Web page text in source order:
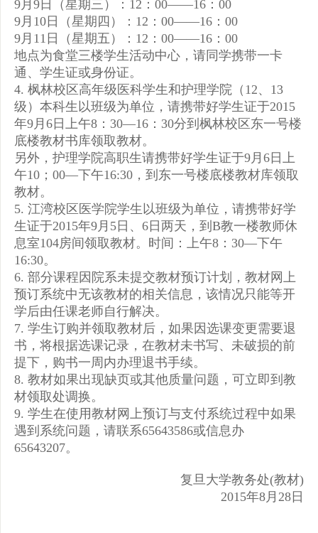
9月9日（星期三）：12：00——16：00
9月10日（星期四）：12：00——16：00
9月11日（星期五）：12：00——16：00
地点为食堂三楼学生活动中心，请同学携带一卡
通、学生证或身份证。
4. 枫林校区高年级医科学生和护理学院（12、13
级）本科生以班级为单位，请携带好学生证于2015
年9月6日上午8：30—16：30分到枫林校区东一号楼
底楼教材书库领取教材。
另外，护理学院高职生请携带好学生证于9月6日上
午10；00—下午16:30，到东一号楼底楼教材库领取
教材。
5. 江湾校区医学院学生以班级为单位，请携带好学
生证于2015年9月5日、6日两天，到B教一楼教师休
息室104房间领取教材。时间：上午8：30—下午
16:30。
6. 部分课程因院系未提交教材预订计划，教材网上
预订系统中无该教材的相关信息，该情况只能等开
学后由任课老师自行解决。
7. 学生订购并领取教材后，如果因选课变更需要退
书，将根据选课记录，在教材未书写、未破损的前
提下，购书一周内办理退书手续。
8. 教材如果出现缺页或其他质量问题，可立即到教
材领取处调换。
9. 学生在使用教材网上预订与支付系统过程中如果
遇到系统问题，请联系65643586或信息办
65643207。
复旦大学教务处(教材)
2015年8月28日